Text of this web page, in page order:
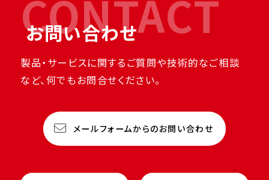
CONTACT
お問い合わせ
製品・サービスに関するご質問や技術的なご相談
など、何でもお問合せください。
メールフォームからのお問い合わせ